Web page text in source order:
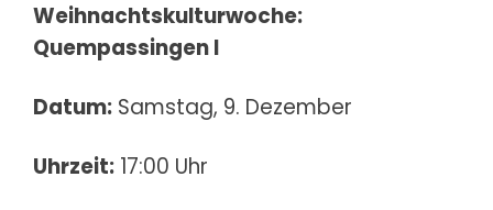
Weihnachtskulturwoche:
Quempassingen I
Datum: Samstag, 9. Dezember
Uhrzeit: 17:00 Uhr